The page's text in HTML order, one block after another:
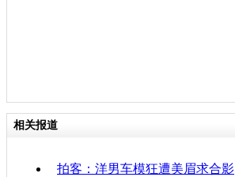
相关报道
拍客：洋男车模狂遭美眉求合影